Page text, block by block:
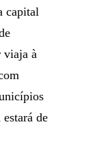
capital
viaja à
de